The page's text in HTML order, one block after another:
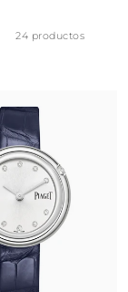
24 productos